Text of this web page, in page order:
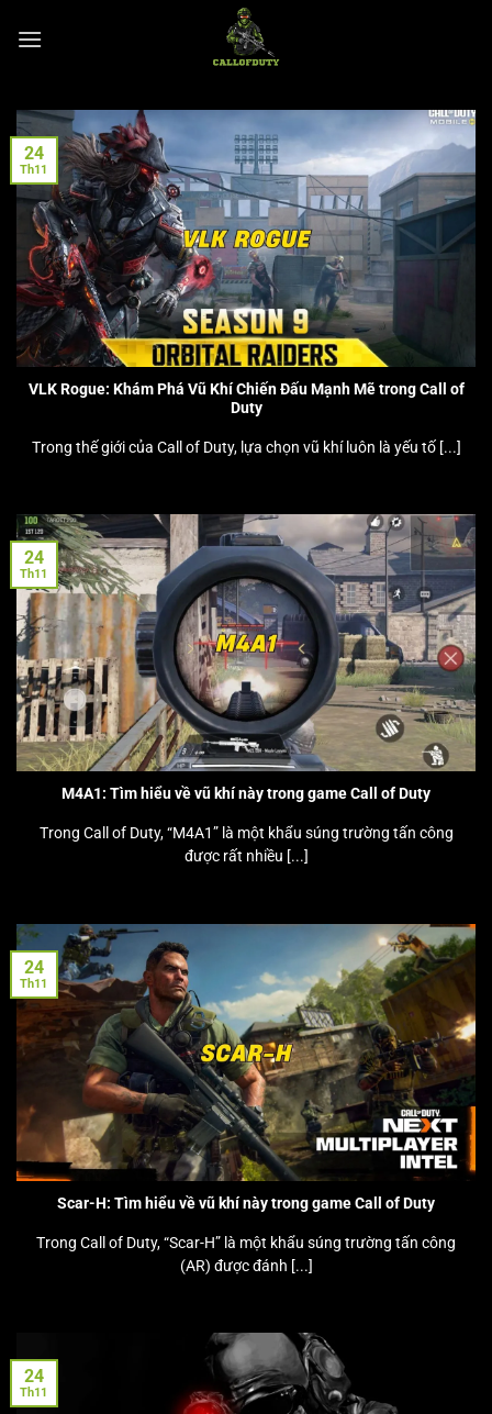
đến
VLK Rogue: Khám Phá Vũ Khí Chiến Đấu Mạnh Mẽ trong Call of
Duty
Trong thế giới của Call of Duty, lựa chọn vũ khí luôn là yếu tố [...]
24
Th11
M4A1: Tìm hiểu về vũ khí này trong game Call of Duty
Trong Call of Duty, “M4A1” là một khẩu súng trường tấn công
được rất nhiều [...]
24
Th11
Scar-H: Tìm hiểu về vũ khí này trong game Call of Duty
Trong Call of Duty, “Scar-H” là một khẩu súng trường tấn công
(AR) được đánh [...]
24
Th11
24
Th11